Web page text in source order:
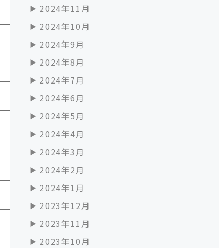
2024年11月
2024年10月
2024年9月
2024年8月
2024年7月
2024年6月
2024年5月
2024年4月
2024年3月
2024年2月
2024年1月
2023年12月
2023年11月
2023年10月